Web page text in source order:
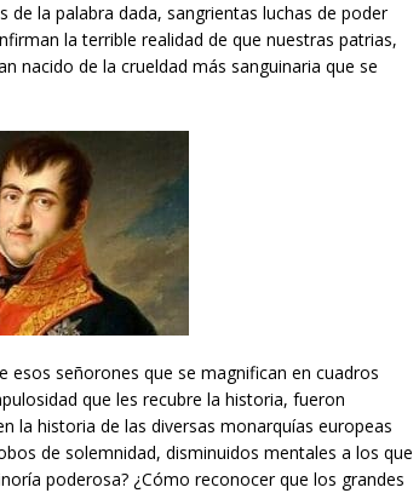
la palabra dada, sangrientas luchas de poder
la terrible realidad de que nuestras patrias,
nacido de la crueldad más sanguinaria que se
señorones que se magnifican en cuadros
que les recubre la historia, fueron
la historia de las diversas monarquías europeas
de solemnidad, disminuidos mentales a los que
poderosa? ¿Cómo reconocer que los grandes